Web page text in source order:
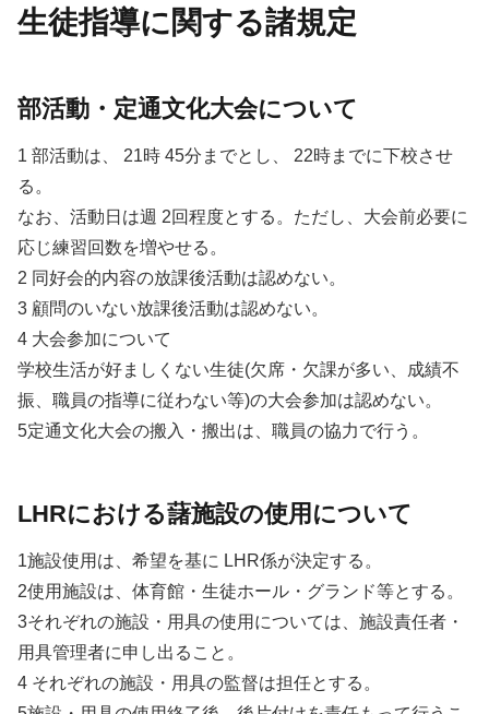
生徒指導に関する諸規定
部活動・定通文化大会について
1 部活動は、 21時 45分までとし、 22時までに下校させ
る。
なお、活動日は週 2回程度とする。ただし、大会前必要に
応じ練習回数を増やせる。
2 同好会的内容の放課後活動は認めない。
3 顧問のいない放課後活動は認めない。
4 大会参加について
学校生活が好ましくない生徒(欠席・欠課が多い、成績不
振、職員の指導に従わない等)の大会参加は認めない。
5定通文化大会の搬入・搬出は、職員の協力で行う。
LHRにおける藷施設の使用について
1施設使用は、希望を基に LHR係が決定する。
2使用施設は、体育館・生徒ホール・グランド等とする。
3それぞれの施設・用具の使用については、施設責任者・
用具管理者に申し出ること。
4 それぞれの施設・用具の監督は担任とする。